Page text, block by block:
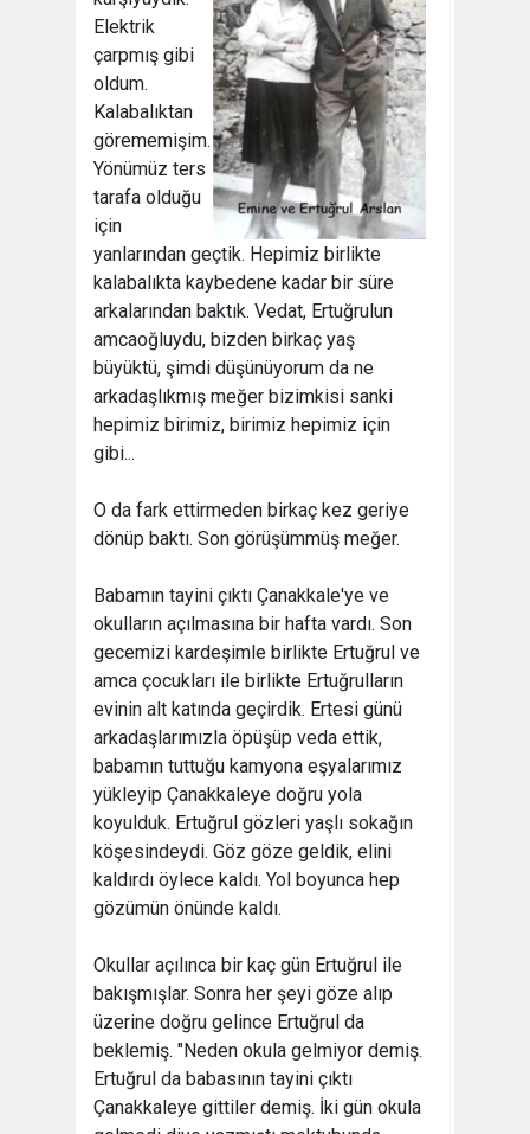
Elektrik
çarpmış gibi
oldum.
Kalabalıktan
görememişim.
Yönümüz ters
tarafa olduğu
için
yanlarından geçtik. Hepimiz birlikte
kalabalıkta kaybedene kadar bir süre
arkalarından baktık. Vedat, Ertuğrulun
amcaoğluydu, bizden birkaç yaş
büyüktü, şimdi düşünüyorum da ne
arkadaşlıkmış meğer bizimkisi sanki
hepimiz birimiz, birimiz hepimiz için
gibi...
O da fark ettirmeden birkaç kez geriye
dönüp baktı. Son görüşümmüş meğer.
Babamın tayini çıktı Çanakkale'ye ve
okulların açılmasına bir hafta vardı. Son
gecemizi kardeşimle birlikte Ertuğrul ve
amca çocukları ile birlikte Ertuğrulların
evinin alt katında geçirdik. Ertesi günü
arkadaşlarımızla öpüşüp veda ettik,
babamın tuttuğu kamyona eşyalarımız
yükleyip Çanakkaleye doğru yola
koyulduk. Ertuğrul gözleri yaşlı sokağın
köşesindeydi. Göz göze geldik, elini
kaldırdı öylece kaldı. Yol boyunca hep
gözümün önünde kaldı.
Okullar açılınca bir kaç gün Ertuğrul ile
bakışmışlar. Sonra her şeyi göze alıp
üzerine doğru gelince Ertuğrul da
beklemiş. "Neden okula gelmiyor demiş.
Ertuğrul da babasının tayini çıktı
Çanakkaleye gittiler demiş. İki gün okula